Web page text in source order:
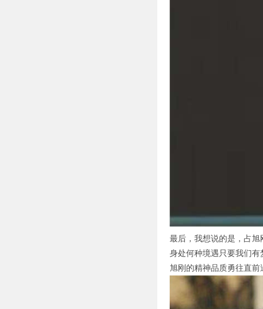
最后，我想说的是，占
身处何种境遇只要我们
旭刚的精神品质勇往直